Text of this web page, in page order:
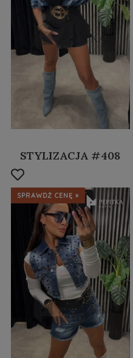
STYLIZACJA #408
SPRAWDŹ CENĘ »